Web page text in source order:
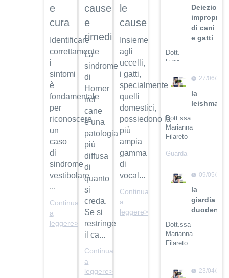
e
cura
Identificare
correttamente
i
sintomi
è
fondamentale
per
riconoscere
un
caso
di
sindrome
vestibolare
...
Continua
a
leggere>
cause
e
rimedi
La
sindrome
di
Horner
nel
cane
è una
patologia
più
diffusa
di
quanto
si
creda.
Se si
restringe
il ca...
Continua
a
leggere>
le
cause
Insieme
agli
uccelli,
i gatti,
specialmente
quelli
domestici,
possiedono la
più
ampia
gamma
di
vocal...
Continua
a
leggere>
Deiezioni
improprie
di cani
e gatti
Dott.
Luca
Guarda
27/06/
la
Dott.ssa
Marianna
Filareto
Guarda
09/05/
la
giardia
Dott.ssa
Marianna
Filareto
il video
23/04/